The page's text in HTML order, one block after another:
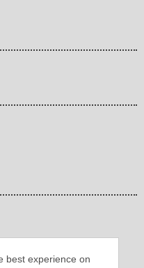
best experience on